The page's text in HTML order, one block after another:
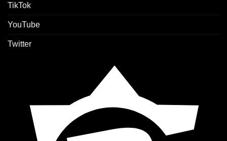
TikTok
YouTube
Twitter